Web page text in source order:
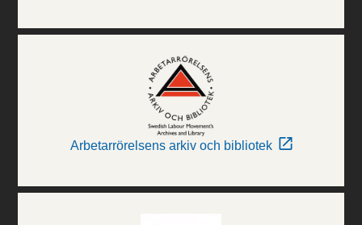
Arbetarrörelsens arkiv och bibliotek